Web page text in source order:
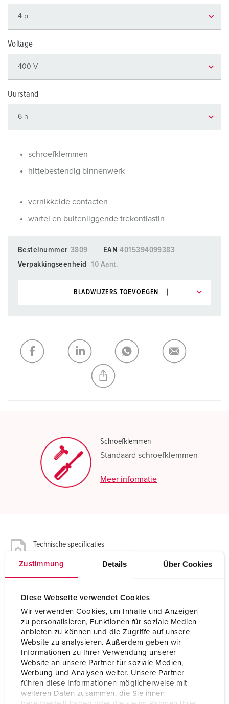
Zustimmung Details Über Cookies
Diese Webseite verwendet Cookies
Wir verwenden Cookies, um Inhalte und Anzeigen
zu personalisieren, Funktionen für soziale Medien
anbieten zu können und die Zugriffe auf unsere
Website zu analysieren. Außerdem geben wir
Informationen zu Ihrer Verwendung unserer
Website an unsere Partner für soziale Medien,
Werbung und Analysen weiter. Unsere Partner
führen diese Informationen möglicherweise mit
weiteren Daten zusammen, die Sie ihnen
Voltage
Uurstand
schroefklemmen
hittebestendig binnenwerk
vernikkelde contacten
wartel en buitenliggende trekontlastin
Bestelnummer 3809 EAN 4015394099383
Verpakkingseenheid
10 Aant.
BLADWIJZERS TOEVOEGEN
Mijn lijst TOEVOEGEN
NIEUW LIJST MAKEN
Schroefklemmen
Standaard schroefklemmen
Meer informatie
Technische specificaties
Stekker PowerTOP® 3809
Ampère 16 A
Polen 4 p
Voltage 400 V
Uurstand 6 h
Hertz 50-60 Hz
Aansluittechniek schroefklemmen